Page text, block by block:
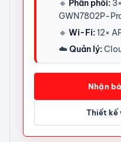
🔹 Phân phối:
GWN7802P-
🔹 Wi-Fi:12×
☁️ Quản lý:
Nhận
Thiết kế